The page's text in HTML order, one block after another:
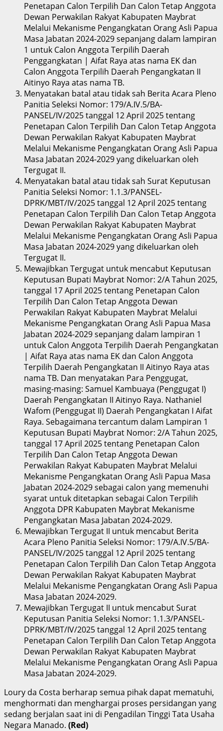
Penetapan Calon Terpilih Dan Calon Tetap Anggota
Dewan Perwakilan Rakyat Kabupaten Maybrat
Melalui Mekanisme Pengangkatan Orang Asli Papua
Masa Jabatan 2024-2029 sepanjang dalam lampiran
1 untuk Calon Anggota Terpilih Daerah
Penggangkatan | Aifat Raya atas nama EK dan
Calon Anggota Terpilih Daerah Pengangkatan II
Aitinyo Raya atas nama TB.
Menyatakan batal atau tidak sah Berita Acara Pleno
Panitia Seleksi Nomor: 179/A.IV.5/BA-
PANSEL/IV/2025 tanggal 12 April 2025 tentang
Penetapan Calon Terpilih Dan Calon Tetap Anggota
Dewan Perwakilan Rakyat Kabupaten Maybrat
Melalui Mekanisme Pengangkatan Orang Asli Papua
Masa Jabatan 2024-2029 yang dikeluarkan oleh
Tergugat II.
Menyatakan batal atau tidak sah Surat Keputusan
Panitia Seleksi Nomor: 1.1.3/PANSEL-
DPRK/MBT/IV/2025 tanggal 12 April 2025 tentang
Penetapan Calon Terpilih Dan Calon Tetap Anggota
Dewan Perwakilan Rakyat Kabupaten Maybrat
Melalui Mekanisme Pengangkatan Orang Asli Papua
Masa Jabatan 2024-2029 yang dikeluarkan oleh
Tergugat II.
Mewajibkan Tergugat untuk mencabut Keputusan
Keputusan Bupati Maybrat Nomor: 2/A Tahun 2025,
tanggal 17 April 2025 tentang Penetapan Calon
Terpilih Dan Calon Tetap Anggota Dewan
Perwakilan Rakyat Kabupaten Maybrat Melalui
Mekanisme Pengangkatan Orang Asli Papua Masa
Jabatan 2024-2029 sepanjang dalam lampiran 1
untuk Calon Anggota Terpilih Daerah Pengangkatan
| Aifat Raya atas nama EK dan Calon Anggota
Terpilih Daerah Pengangkatan II Aitinyo Raya atas
nama TB. Dan menyatakan Para Penggugat,
masing-masing: Samuel Kambuaya (Penggugat I)
Daerah Pengangkatan II Aitinyo Raya. Nathaniel
Wafom (Penggugat II) Daerah Pengangkatan I Aifat
Raya. Sebagaimana tercantum dalam Lampiran 1
Keputusan Bupati Maybrat Nomor: 2/A Tahun 2025,
tanggal 17 April 2025 tentang Penetapan Calon
Terpilih Dan Calon Tetap Anggota Dewan
Perwakilan Rakyat Kabupaten Maybrat Melalui
Mekanisme Pengangkatan Orang Asli Papua Masa
Jabatan 2024-2029 sebagai calon yang memenuhi
syarat untuk ditetapkan sebagai Calon Terpilih
Anggota DPR Kabupaten Maybrat Mekanisme
Pengangkatan Masa Jabatan 2024-2029.
Mewajibkan Tergugat II untuk mencabut Berita
Acara Pleno Panitia Seleksi Nomor: 179/A.IV.5/BA-
PANSEL/IV/2025 tanggal 12 April 2025 tentang
Penetapan Calon Terpilih Dan Calon Tetap Anggota
Dewan Perwakilan Rakyat Kabupaten Maybrat
Melalui Mekanisme Pengangkatan Orang Asli Papua
Masa Jabatan 2024-2029.
Mewajibkan Tergugat II untuk mencabut Surat
Keputusan Panitia Seleksi Nomor: 1.1.3/PANSEL-
DPRK/MBT/IV/2025 tanggal 12 April 2025 tentang
Penetapan Calon Terpilih Dan Calon Tetap Anggota
Dewan Perwakilan Rakyat Kabupaten Maybrat
Melalui Mekanisme Pengangkatan Orang Asli Papua
Masa Jabatan 2024-2029.
Loury da Costa berharap semua pihak dapat mematuhi,
menghormati dan menghargai proses persidangan yang
sedang berjalan saat ini di Pengadilan Tinggi Tata Usaha
Negara Manado. (Red)